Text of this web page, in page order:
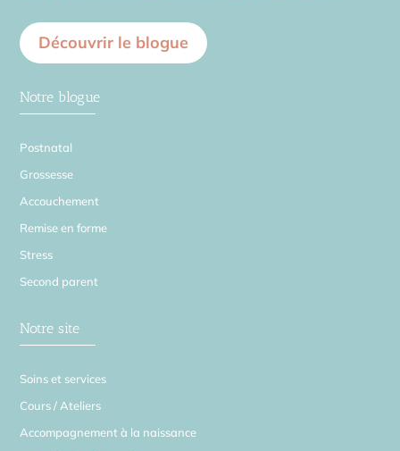
Découvrir le blogue
Notre blogue
Postnatal
Grossesse
Accouchement
Remise en forme
Stress
Second parent
Notre site
Soins et services
Cours / Ateliers
Accompagnement à la naissance